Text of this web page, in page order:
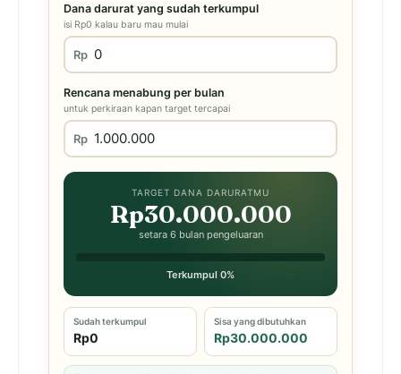
Dana darurat yang sudah terkumpul
isi Rp0 kalau baru mau mulai
Rp
Rencana menabung per bulan
untuk perkiraan kapan target tercapai
Rp
TARGET DANA DARURATMU
Rp30.000.000
setara 6 bulan pengeluaran
Terkumpul 0%
Sudah terkumpul
Rp0
Sisa yang dibutuhkan
Rp30.000.000